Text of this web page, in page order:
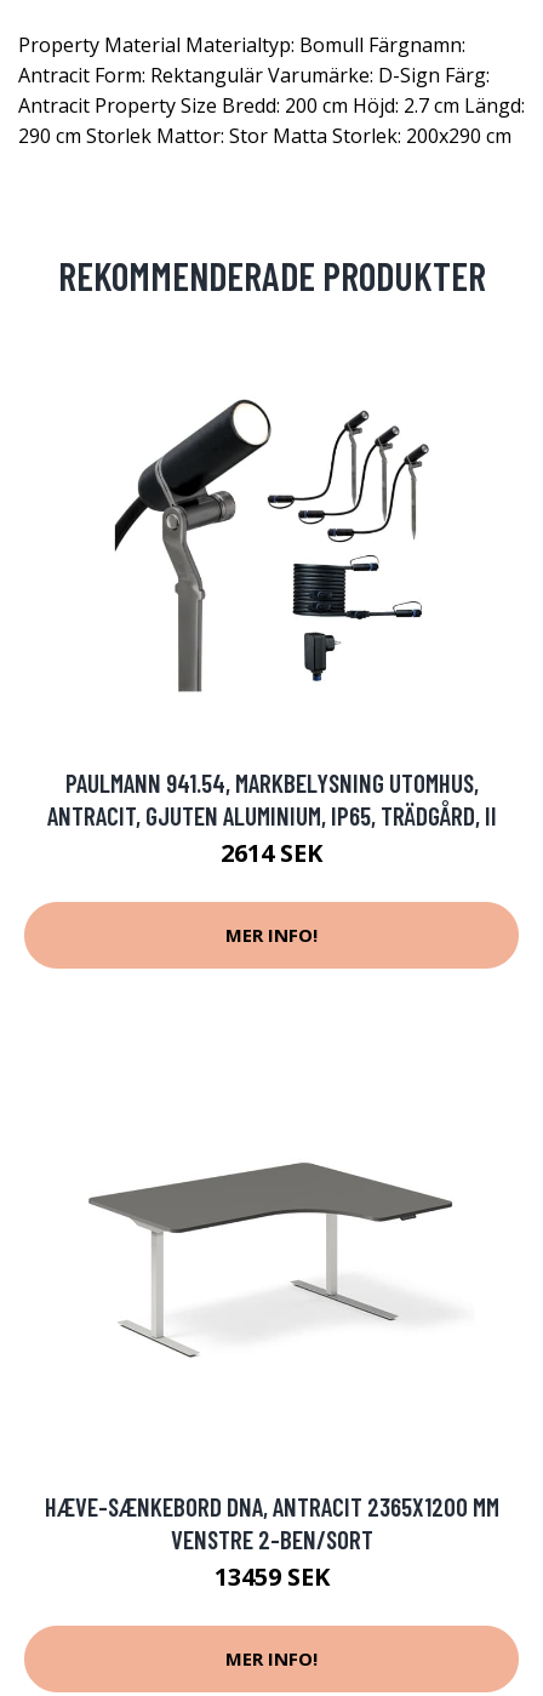
Property Material Materialtyp: Bomull Färgnamn:
Antracit Form: Rektangulär Varumärke: D-Sign Färg:
Antracit Property Size Bredd: 200 cm Höjd: 2.7 cm Längd:
290 cm Storlek Mattor: Stor Matta Storlek: 200x290 cm
REKOMMENDERADE PRODUKTER
PAULMANN 941.54, MARKBELYSNING UTOMHUS,
ANTRACIT, GJUTEN ALUMINIUM, IP65, TRÄDGÅRD, II
2614 SEK
MER INFO!
HÆVE-SÆNKEBORD DNA, ANTRACIT 2365X1200 MM
VENSTRE 2-BEN/SORT
13459 SEK
MER INFO!